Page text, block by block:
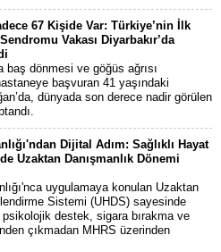
67 Kişide Var: Türkiye’nin İlk
Vakası Diyarbakır’da
baş dönmesi ve göğüs ağrısı
başvuran 41 yaşındaki
dünyada son derece nadir görülen
Dijital Adım: Sağlıklı Hayat
Uzaktan Danışmanlık Dönemi
uygulamaya konulan Uzaktan
Sistemi (UHDS) sayesinde
destek, sigara bırakma ve
çıkmadan MHRS üzerinden